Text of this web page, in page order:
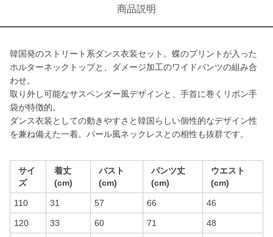
商品説明
韓国発のストリート系ダンス衣装セット。蝶のプリントが入った
ホルターネックトップと、ダメージ加工のワイドパンツの組み合
わせ。
取り外し可能なサスペンダー風デザインと、手首に巻くリボン手
袋が特徴的。
ダンス衣装としての動きやすさと韓国らしい個性的なデザイン性
を兼ね備えた一着。パール風ネックレスとの相性も抜群です。
サイ
ズ
着丈
(cm)
バスト
(cm)
パンツ丈
(cm)
ウエスト
(cm)
110 31 57 66 46
120 33 60 71 48